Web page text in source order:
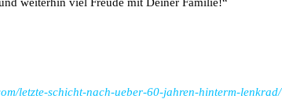
letzte-schicht-nach-ueber-60-jahren-hinterm-lenkrad/